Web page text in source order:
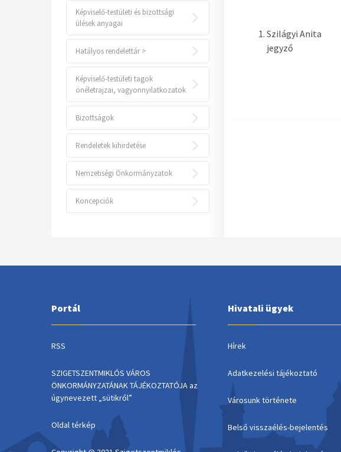
Képviselő-testületi és bizottsági
ülések anyagai
Hatályos rendelettár >
Képviselő-testületi tagok
önéletrajzai, vagyonnyilatkozatok
Bizottságok
Rendeletek kihirdetése
Nemzetiségi Önkormányzatok
Koncepciók
Szilágyi Anita
jegyző
Portál
RSS
SZIGETSZENTMIKLÓS VÁROS
ÖNKORMÁNYZATÁNAK TÁJÉKOZTATÓJA az
úgynevezett „sütikről”
Oldal térkép
Hivatali ügyek
Hírek
Adatkezelési tájékoztató
Városunk története
Belső visszaélés-bejelentés